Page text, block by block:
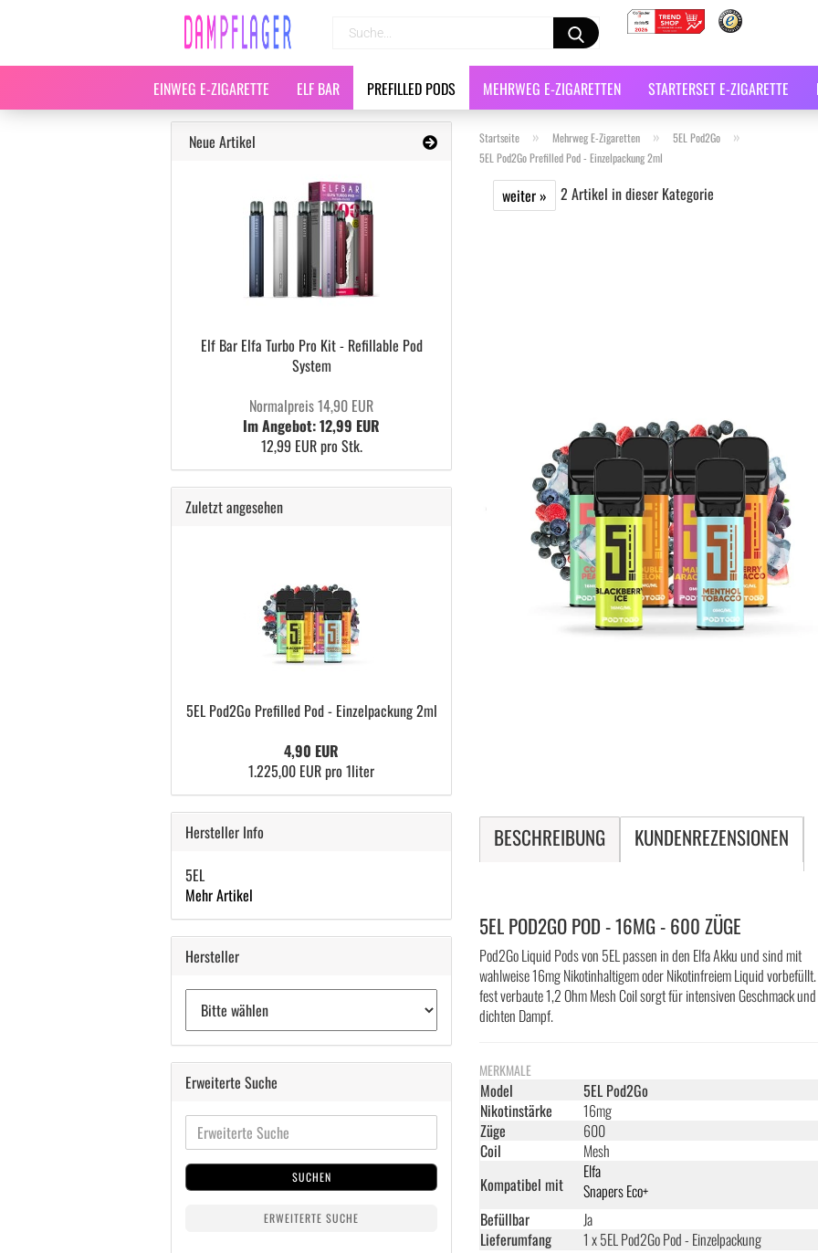
EINWEG E-ZIGARETTE ELF BAR PREFILLED PODS MEHRWEG E-ZIGARETTEN STARTERSET E-ZIGARETTE
Startseite » Mehrweg E-Zigaretten » 5EL Pod2Go »
5EL Pod2Go Prefilled Pod - Einzelpackung 2ml
weiter » 2 Artikel in dieser Kategorie
BESCHREIBUNG KUNDENREZENSIONEN
5EL POD2GO POD - 16MG - 600 ZÜGE
Pod2Go Liquid Pods von 5EL passen in den Elfa Akku und sind mit
wahlweise 16mg Nikotinhaltigem oder Nikotinfreiem Liquid
fest verbaute 1,2 Ohm Mesh Coil sorgt für intensiven Geschmack und
dichten Dampf.
MERKMALE
Model
5EL Pod2Go
Nikotinstärke
16mg
Züge
600
Coil
Mesh
Kompatibel mit
Elfa
Snapers Eco+
Befüllbar
Ja
Lieferumfang
1 x 5EL Pod2Go Pod - Einzelpackung
Neue Artikel
Elf Bar Elfa Turbo Pro Kit - Refillable Pod
System
Normalpreis 14,90 EUR
Im Angebot: 12,99 EUR
12,99 EUR pro Stk.
Zuletzt angesehen
5EL Pod2Go Prefilled Pod - Einzelpackung 2ml
4,90 EUR
1.225,00 EUR pro 1liter
Hersteller Info
5EL
Mehr Artikel
Hersteller
Erweiterte Suche
SUCHEN
ERWEITERTE SUCHE